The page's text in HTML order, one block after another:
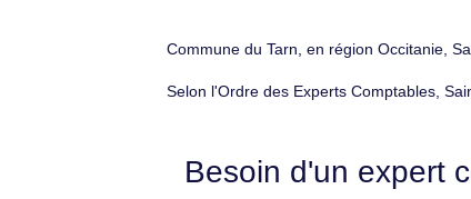
Commune du Tarn, en région Occitanie,
Selon l'Ordre des Experts Comptables,
Besoin d'un expert